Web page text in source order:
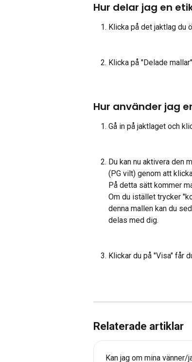
Hur delar jag en
Klicka på det jaktlag du
Klicka på "Delade
Hur använder jag
Gå in på jaktlaget och
Du kan nu aktivera den
(PG vilt) genom att
På detta sätt kommer
Om du istället trycker
denna mallen kan du
delas med dig.
Klickar du på "Visa" får
Relaterade artiklar
Kan jag om mina